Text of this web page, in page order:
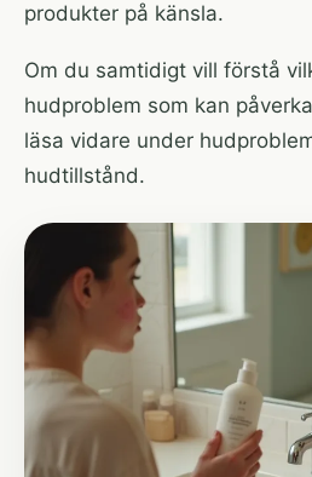
produkter på känsla.
Om du samtidigt vill förstå
hudproblem som kan
läsa vidare under
hudtillstånd.